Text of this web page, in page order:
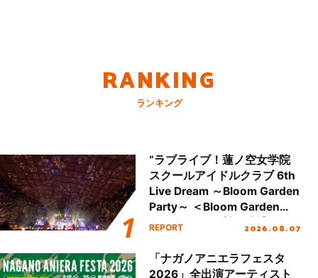
RANKING
ランキング
“ラブライブ！蓮ノ空女学院
スクールアイドルクラブ 6th
Live Dream ～Bloom Garden
Party～ ＜Bloom Garden
Party Stage／埼玉公演＞”
REPORT 2026.08.07
「ナガノアニエラフェスタ
2026」全出演アーティスト